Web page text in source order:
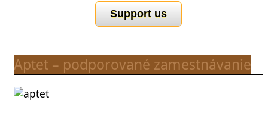
Support us
Aptet – podporované zamestnávanie